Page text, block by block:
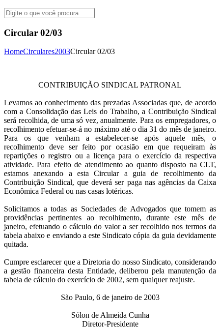
Circular 02/03
HomeCirculares2003Circular 02/03
CONTRIBUIÇÃO SINDICAL PATRONAL
Levamos ao conhecimento das prezadas Associadas que, de acordo
com a Consolidação das Leis do Trabalho, a Contribuição Sindical
será recolhida, de uma só vez, anualmente. Para os empregadores, o
recolhimento efetuar-se-á no máximo até o dia 31 do mês de janeiro.
Para os que venham a estabelecer-se após aquele mês, o
recolhimento deve ser feito por ocasião em que requeiram às
repartições o registro ou a licença para o exercício da respectiva
atividade. Para efeito de atendimento ao quanto disposto na CLT,
estamos anexando a esta Circular a guia de recolhimento da
Contribuição Sindical, que deverá ser paga nas agências da Caixa
Econômica Federal ou nas casas lotéricas.
Solicitamos a todas as Sociedades de Advogados que tomem as
providências pertinentes ao recolhimento, durante este mês de
janeiro, efetuando o cálculo do valor a ser recolhido nos termos da
tabela abaixo e enviando a este Sindicato cópia da guia devidamente
quitada.
Cumpre esclarecer que a Diretoria do nosso Sindicato, considerando
a gestão financeira desta Entidade, deliberou pela manutenção da
tabela de cálculo do exercício de 2002, sem qualquer reajuste.
São Paulo, 6 de janeiro de 2003
Sólon de Almeida Cunha
Diretor-Presidente